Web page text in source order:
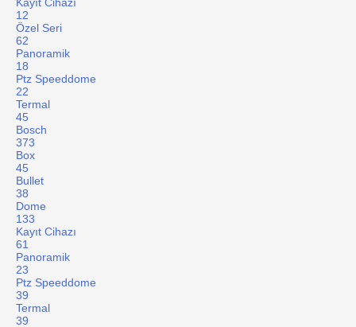
12
Özel Seri
62
Panoramik
18
Ptz Speeddome
22
Termal
45
Bosch
373
Box
45
Bullet
38
Dome
133
Kayıt Cihazı
61
Panoramik
23
Ptz Speeddome
39
Termal
39